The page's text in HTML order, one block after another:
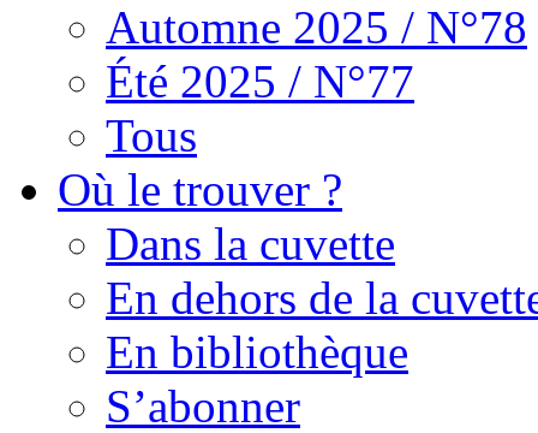
Automne 2025 / N°78
Été 2025 / N°77
Tous
Où le trouver ?
Dans la cuvette
En dehors de la
En bibliothèque
S’abonner